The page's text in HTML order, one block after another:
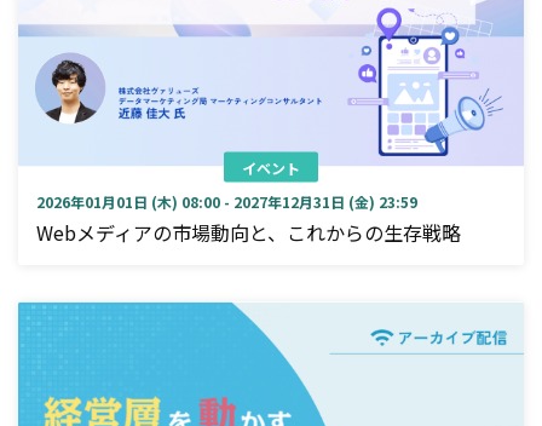
イベント
2026年01月01日 (木) 08:00 - 2027年12月31日 (金) 23:59
Webメディアの市場動向と、これからの生存戦略